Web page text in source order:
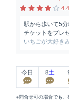
駅から歩いて5
チケットをプレ
いちごが大好き
今日 8土
※問合せ可の場合でも、